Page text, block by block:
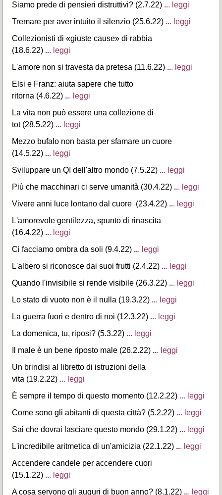
Siamo prede di pensieri distruttivi? (2.7.22) ... leggi
Tremare per aver intuito il silenzio (25.6.22) ... leggi
Collezionisti di «giuste cause» di rabbia
(18.6.22) ... leggi
L'amore non si travesta da pretesa (11.6.22) ... leggi
Elsi e Franz: aiuta sapere che tutto
ritorna (4.6.22) ... leggi
La vita non può essere una collezione di
tot (28.5.22) ... leggi
Mezzo bufalo non basta per sfamare un cuore
(14.5.22) ... leggi
Sviluppare un QI dell'altro mondo (7.5.22) ... leggi
Più che macchinari ci serve umanità (30.4.22) ... leggi
Vivere anni luce lontano dal cuore (23.4.22) ... leggi
L'amorevole gentilezza, spunto di rinascita
(16.4.22) ... leggi
Ci facciamo ombra da soli (9.4.22) ... leggi
L'albero si riconosce dai suoi frutti (2.4.22) ... leggi
Quando l'invisibile si rende visibile (26.3.22) ... leggi
Lo stato di vuoto non è il nulla (19.3.22) ... leggi
La guerra fuori e dentro di noi (12.3.22) ... leggi
La domenica, tu, riposi? (5.3.22) ... leggi
Il male è un bene riposto male (26.2.22) ... leggi
Un brindisi al libretto di istruzioni della
vita (19.2.22) ... leggi
È sempre il tempo di questo momento (12.2.22) ... leggi
Come sono gli abitanti di questa città? (5.2.22) ... leggi
Sai che dovrai lasciare questo mondo (29.1.22) ... leggi
L'incredibile aritmetica di un'amicizia (22.1.22) ... leggi
Accendere candele per accendere cuori
(15.1.22) ... leggi
A cosa servono gli auguri di buon anno? (8.1.22) ... leggi